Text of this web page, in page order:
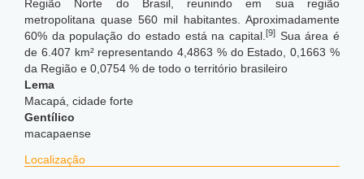
Região Norte do Brasil, reunindo em sua região
metropolitana quase 560 mil habitantes. Aproximadamente
60% da população do estado está na capital. [9]Sua área é
de 6.407 km² representando 4,4863 % do Estado, 0,1663 %
da Região e 0,0754 % de todo o território brasileiro
Lema
Macapá, cidade forte
Gentílico
macapaense
Localização